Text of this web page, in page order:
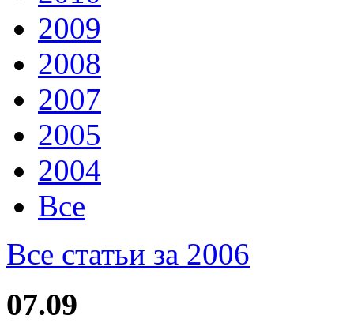
2009
2008
2007
2005
2004
Все
Все статьи за 2006
07.09